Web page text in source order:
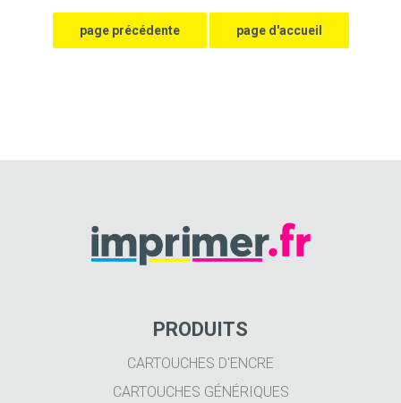
PRODUITS
CARTOUCHES D'ENCRE
CARTOUCHES GÉNÉRIQUES